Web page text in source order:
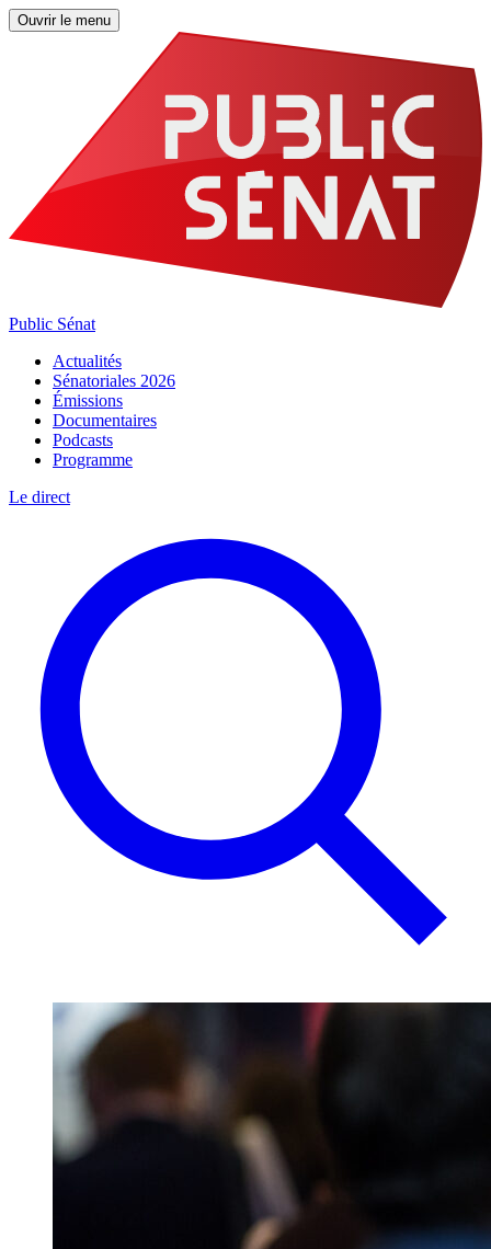
Ouvrir le menu
Public Sénat
Actualités
Sénatoriales 2026
Émissions
Documentaires
Podcasts
Programme
Le direct